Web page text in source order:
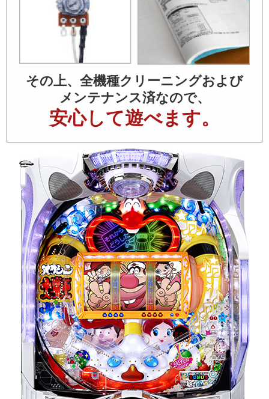
その上、全機種クリーニングおよび
メンテナンス済なので、
安心して遊べます。